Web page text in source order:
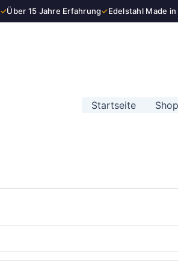
✓Über 15 Jahre Erfahrung✓Edelstahl Made
Startseite Shop